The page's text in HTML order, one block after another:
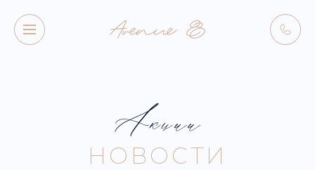
Акции
НОВОСТИ